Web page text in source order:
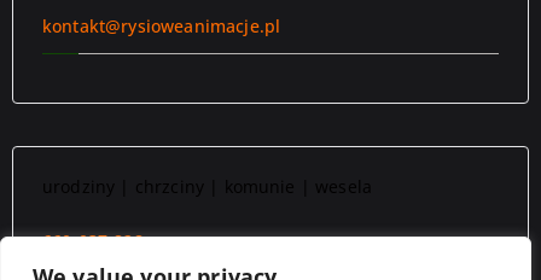
kontakt@rysioweanimacje.pl
urodziny | chrzciny | komunie | wesela
660-037-828